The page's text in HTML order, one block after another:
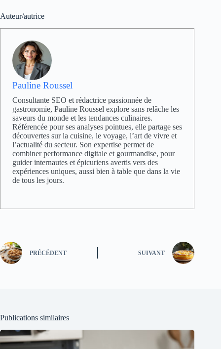
Auteur/autrice
Pauline Roussel
Consultante SEO et rédactrice passionnée de
gastronomie, Pauline Roussel explore sans relâche les
saveurs du monde et les tendances culinaires.
Référencée pour ses analyses pointues, elle partage ses
découvertes sur la cuisine, le voyage, l’art de vivre et
l’actualité du secteur. Son expertise permet de
combiner performance digitale et gourmandise, pour
guider internautes et épicuriens avertis vers des
expériences uniques, aussi bien à table que dans la vie
de tous les jours.
PRÉCÉDENT SUIVANT
Publications similaires